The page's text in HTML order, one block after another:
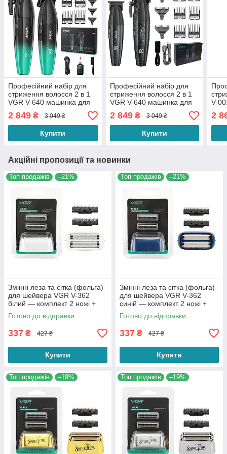
Професійний набір для
стриження волосся 2 в 1
VGR V-640 машинка для
змінними насадками
Green
2 849 ₴ 3 049 ₴
Купити
Професійний набір для
стриження волосся 2 в 1
VGR V-640 машинка для
змінними насадками
2 849₴ 3 049 ₴
Купити
V-
2
Акційні пропозиції та новинки
Топ продажів –21%
Змінні леза та сітка (фольга)
для шейвера VGR V-362
білий — комплект 2 ножі +
захисна сітка Foil Shaver
Parts
Готово до відправки
337 ₴ 427 ₴
Купити
Топ продажів –21%
Змінні леза та сітка (фольга)
для шейвера VGR V-362
синій — комплект 2 ножі +
захисна сітка Foil Shaver
Parts
Готово до відправки
337 ₴ 427 ₴
Купити
Топ продажів –19% Топ продажів –19%